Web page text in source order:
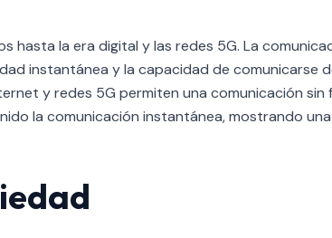
hasta la era digital y las redes 5G. La
instantánea y la capacidad de comunicarse
y redes 5G permiten una comunicación sin
la comunicación instantánea, mostrando